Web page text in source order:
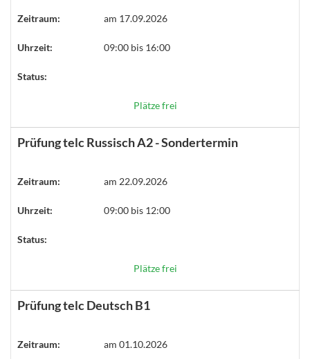
Zeitraum: am 17.09.2026
Uhrzeit: 09:00 bis 16:00
Status:
Plätze frei
Prüfung telc Russisch A2 - Sondertermin
Zeitraum: am 22.09.2026
Uhrzeit: 09:00 bis 12:00
Status:
Plätze frei
Prüfung telc Deutsch B1
Zeitraum: am 01.10.2026